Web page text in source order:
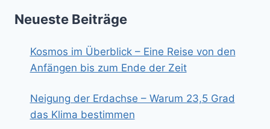
Neueste Beiträge
Kosmos im Überblick – Eine Reise von den
Anfängen bis zum Ende der Zeit
Neigung der Erdachse – Warum 23,5 Grad
das Klima bestimmen